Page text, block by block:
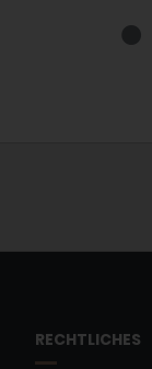
RECHTLICHES